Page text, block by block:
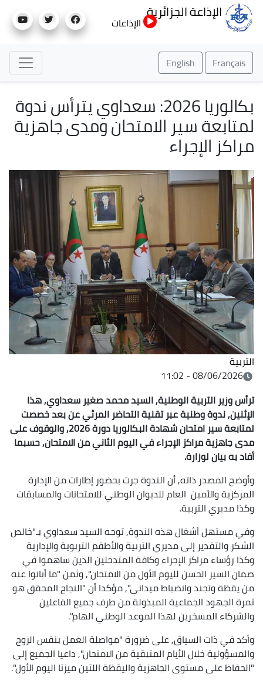
إلى
الإذاعة الجزائرية
الإذاعات
Français
English
بكالوريا 2026: سعداوي يترأس ندوة
لمتابعة سير الامتحان ومدى جاهزية
مراكز الإجراء
التربية
08/06/2026 - 11:02
ترأس وزير التربية الوطنية, السيد محمد صغير سعداوي, هذا
الإثنين, ندوة وطنية عبر تقنية التحاضر المرئي عن بعد خصصت
لمتابعة سير امتحان شهادة البكالوريا دورة 2026, والوقوف على
مدى جاهزية مراكز الإجراء في اليوم الثاني من الامتحان, حسبما
أفاد به بيان لوزارة.
وأوضح المصدر ذاته, أن الندوة جرت بحضور إطارات من الإدارة
المركزية والأمين العام للديوان الوطني للامتحانات والمسابقات
وكذا مديري التربية.
وفي مستهل أشغال هذه الندوة, توجه السيد سعداوي بـ"خالص
الشكر والتقدير إلى مديري التربية والأطقم التربوية والإدارية
وكذا رؤساء مراكز الإجراء وكافة المتدخلين الذين ساهموا في
ضمان السير الحسن لليوم الأول من الامتحان", وثمن "ما أبانوا عنه
من يقظة وتجند وانضباط ميداني", مؤكدا أن "النجاح المحقق هو
ثمرة الجهود الجماعية المبذولة من طرف جميع الفاعلين
والشركاء المسخرين لهذا الموعد الوطني الهام".
وأكد في ذات السياق, على ضرورة "مواصلة العمل بنفس الروح
والمسؤولية خلال الأيام المتبقية من الامتحان", داعيا الجميع إلى
"الحفاظ على مستوى الجاهزية واليقظة اللتين ميزتا اليوم الأول".